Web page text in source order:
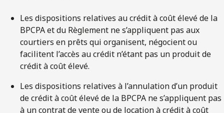
Les dispositions relatives au crédit à coût élevé de la
BPCPA et du Règlement ne s’appliquent pas aux
courtiers en prêts qui organisent, négocient ou
facilitent l’accès au crédit n’étant pas un produit de
crédit à coût élevé.
Les dispositions relatives à l’annulation d’un produit
de crédit à coût élevé de la BPCPA ne s’appliquent pas
à un contrat de vente ou de location à crédit à coût